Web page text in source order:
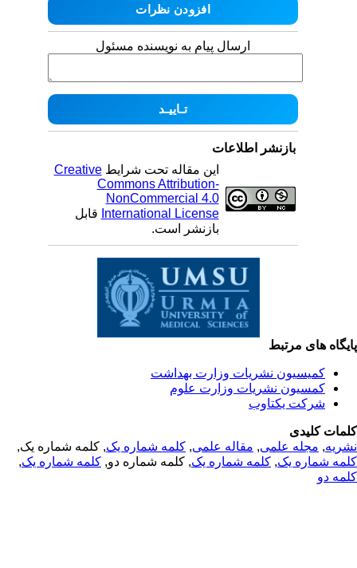
ارسال پیام به نویسنده مسئول
بازنشر اطلاعات
این مقاله تحت شرایطCreative
Commons Attribution-
NonCommercial 4.0
International Licenseقابل
بازنشر است.
های مرتبط
کمیسیون نشریات وزارت بهداشت
کمسیون نشریات وزارت علوم
شرکت یکتاوب
کلیدی
,مجله علمی, مقاله علمی, کلمه شماره یک, کلمه شماره یک,
شماره یک,کلمه شماره یک, کلمه شماره دو,کلمه شماره یک,
دو